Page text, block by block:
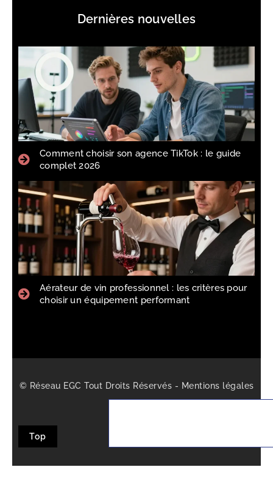
Dernières nouvelles
Comment choisir son agence TikTok : le guide
complet 2026
Aérateur de vin professionnel : les critères pour
choisir un équipement performant
© Réseau EGC Tout Droits Réservés - Mentions légales
Top